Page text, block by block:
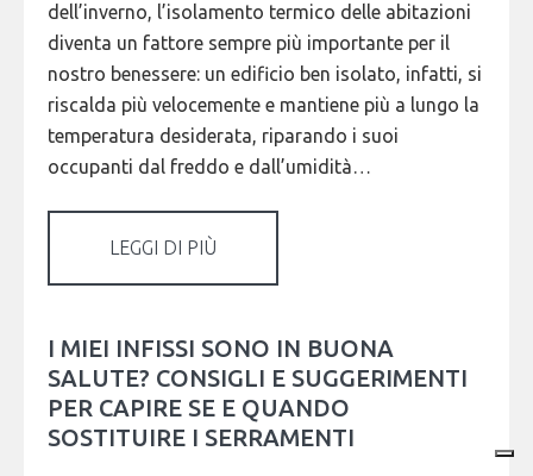
dell’inverno, l’isolamento termico delle abitazioni
diventa un fattore sempre più importante per il
nostro benessere: un edificio ben isolato, infatti, si
riscalda più velocemente e mantiene più a lungo la
temperatura desiderata, riparando i suoi
occupanti dal freddo e dall’umidità…
LEGGI DI PIÙ
I MIEI INFISSI SONO IN BUONA
SALUTE? CONSIGLI E SUGGERIMENTI
PER CAPIRE SE E QUANDO
SOSTITUIRE I SERRAMENTI